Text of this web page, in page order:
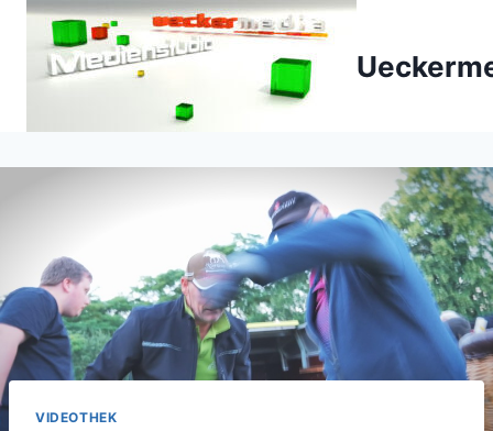
Zum
Inhalt
springen
VIDEOTHEK